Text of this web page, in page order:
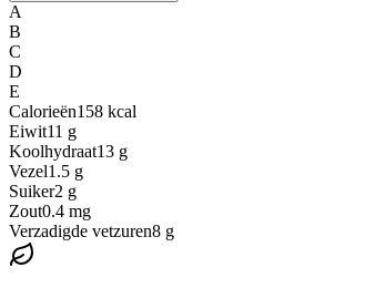
A
B
C
D
E
Calorieën158 kcal
Eiwit11 g
Koolhydraat13 g
Vezel1.5 g
Suiker2 g
Zout0.4 mg
Verzadigde vetzuren8 g